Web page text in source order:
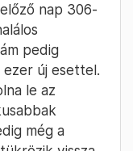
nap 306-
pedig
új esettel.
le az
még a